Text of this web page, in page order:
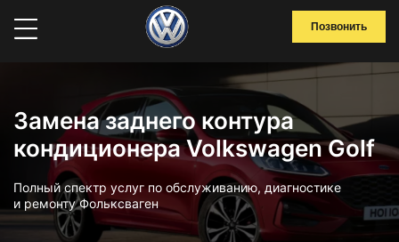
Позвонить
Замена заднего контура
кондиционера Volkswagen Golf
Полный спектр услуг по обслуживанию, диагностике
и ремонту Фольксваген